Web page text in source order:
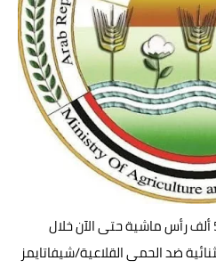
حوادث وقضايا
خدمات
الصحه والجمال
فن المطبخ
مقالات
- "الزراعة": تحصين أكثر من 500 ألف رأس ماشية حتى الآن خلال
ضد الحمى القلاعية/شيفاتايمز